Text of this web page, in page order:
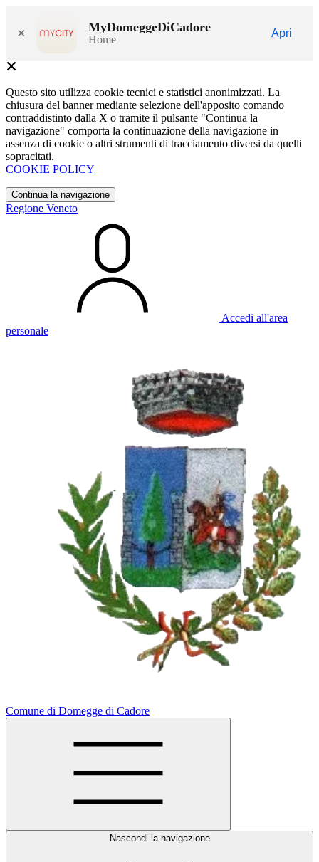
× MyDomeggeDiCadore
Home
Apri
Questo sito utilizza cookie tecnici e statistici anonimizzati. La
chiusura del banner mediante selezione dell'apposito comando
contraddistinto dalla X o tramite il pulsante "Continua la
navigazione" comporta la continuazione della navigazione in
assenza di cookie o altri strumenti di tracciamento diversi da quelli
sopracitati.
COOKIE POLICY
Continua la navigazione
Regione Veneto
Accedi all'area
personale
Comune di Domegge di Cadore
Nascondi la navigazione